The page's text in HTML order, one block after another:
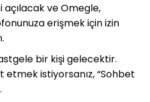
ve Omegle,
erişmek için izin
bir kişi gelecektir.
etmek istiyorsanız, “Sohbet